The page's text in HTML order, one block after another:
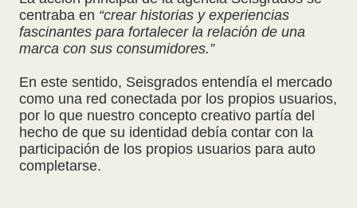
centraba en “crear historias y experiencias
fascinantes para fortalecer la relación de una
marca con sus consumidores.”
En este sentido, Seisgrados entendía el mercado
como una red conectada por los propios usuarios,
por lo que nuestro concepto creativo partía del
hecho de que su identidad debía contar con la
participación de los propios usuarios para auto
completarse.